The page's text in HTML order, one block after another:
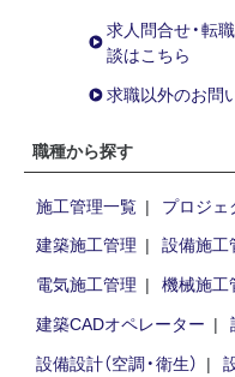
求人問合せ・転
談はこちら
求職以外のお問
職種から探す
施工管理一覧
プロジェ
建築施工管理
設備施工
電気施工管理
機械施工
建築CADオペレーター
設備設計（空調・衛生）